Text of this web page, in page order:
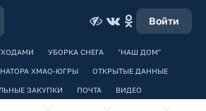
Войти
УБОРКА СНЕГА "НАШ ДОМ"
ХМАО-ЮГРЫ ОТКРЫТЫЕ ДАННЫЕ
ЗАКУПКИ ПОЧТА ВИДЕО